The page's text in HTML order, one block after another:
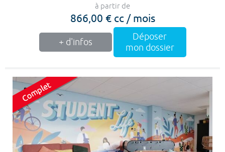
à partir de
866,00 € cc / mois
+ d'infos
Déposer
mon dossier